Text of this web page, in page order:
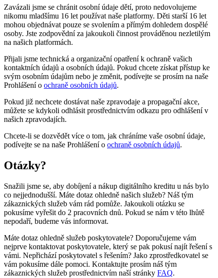
Zavázali jsme se chránit osobní údaje dětí, proto nedovolujeme
nikomu mladšímu 16 let používat naše platformy. Děti starší 16 let
mohou objednávat pouze se svolením a přímým dohledem dospělé
osoby. Jste zodpovědní za jakoukoli činnost prováděnou nezletilým
na našich platformách.
Přijali jsme technická a organizační opatření k ochraně vašich
kontaktních údajů a osobních údajů. Pokud chcete získat přístup ke
svým osobním údajům nebo je změnit, podívejte se prosím na naše
Prohlášení o ochraně osobních údajů.
Pokud již nechcete dostávat naše zpravodaje a propagační akce,
můžete se kdykoli odhlásit prostřednictvím odkazu pro odhlášení v
našich zpravodajích.
Chcete-li se dozvědět více o tom, jak chráníme vaše osobní údaje,
podívejte se na naše Prohlášení o ochraně osobních údajů.
Otázky?
Snažili jsme se, aby dobíjení a nákup digitálního kreditu u nás bylo
co nejjednodušší. Máte dotaz ohledně našich služeb? Náš tým
zákaznických služeb vám rád pomůže. Jakoukoli otázku se
pokusíme vyřešit do 2 pracovních dnů. Pokud se nám v této lhůtě
nepodaří, budeme vás informovat.
Máte dotaz ohledně služeb poskytovatele? Doporučujeme vám
nejprve kontaktovat poskytovatele, který se pak pokusí najít řešení s
vámi. Nepřichází poskytovatel s řešením? Jako zprostředkovatel se
vám pokusíme dále pomoci. Kontaktujte prosím náš tým
zákaznických služeb prostřednictvím naší stránky FAQ.